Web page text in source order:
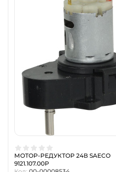
МОТОР-РЕДУКТОР 24В SAECO
9121.107.00P